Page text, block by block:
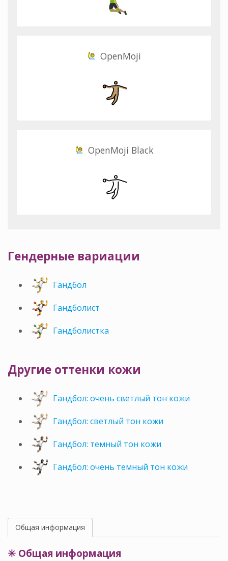
OpenMoji
OpenMoji Black
Гендерные вариации
Гандбол
Гандболист
Гандболистка
Другие оттенки кожи
Гандбол: очень светлый тон кожи
Гандбол: светлый тон кожи
Гандбол: темный тон кожи
Гандбол: очень темный тон кожи
Общая информация
✳ Общая информация